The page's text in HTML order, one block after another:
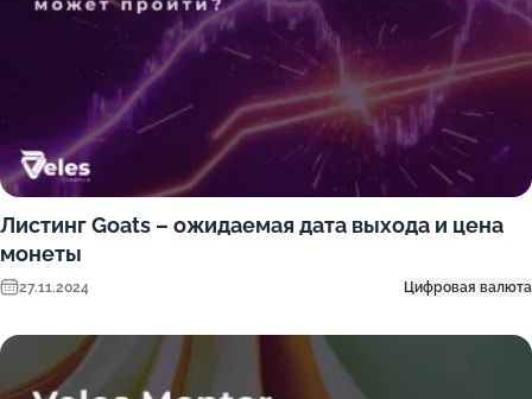
Листинг Goats – ожидаемая дата выхода и цена
монеты
27.11.2024 Цифровая валюта